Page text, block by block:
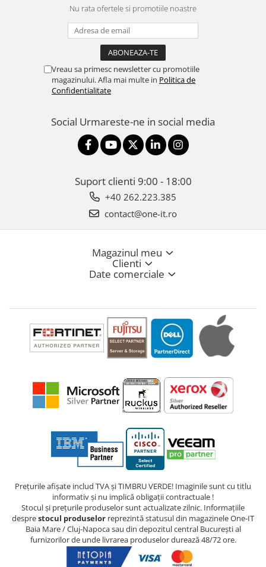
Nu rata ofertele si promotiile noastre
Vreau sa primesc newsletter cu promotiile
magazinului. Afla mai multe in Politica de
Confidentialitate
Social Urmareste-ne in social media
Suport clienti 9:00 - 18:00
+40 262.223.385
contact@one-it.ro
Magazinul meu
Clienti
Date comerciale
Prețurile afișate includ TVA și TIMBRU VERDE! Imaginile sunt cu titlu
informativ și nu implică obligații contractuale !
Stocul și prețurile produselor sunt actualizate zilnic. Informațiile
desprestocul produselor reprezintă statusul din magazinele One-IT
Baia Mare / Cluj-Napoca sau din depozitul central București al
furnizorilor de unde livrarea produselor durează 48/72 ore.